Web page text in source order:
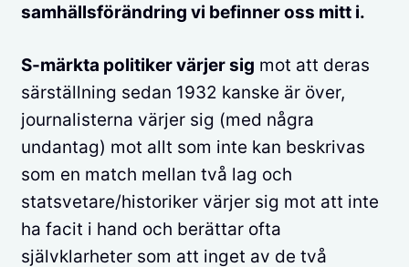
samhällsförändring vi befinner oss mitt i.
S-märkta politiker värjer sig mot att deras
särställning sedan 1932 kanske är över,
journalisterna värjer sig (med några
undantag) mot allt som inte kan beskrivas
som en match mellan två lag och
statsvetare/historiker värjer sig mot att inte
ha facit i hand och berättar ofta
självklarheter som att inget av de två